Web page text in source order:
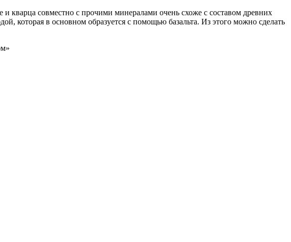
кварца совместно с прочими минералами очень схоже с составом древних
которая в основном образуется с помощью базальта. Из этого можно сделать